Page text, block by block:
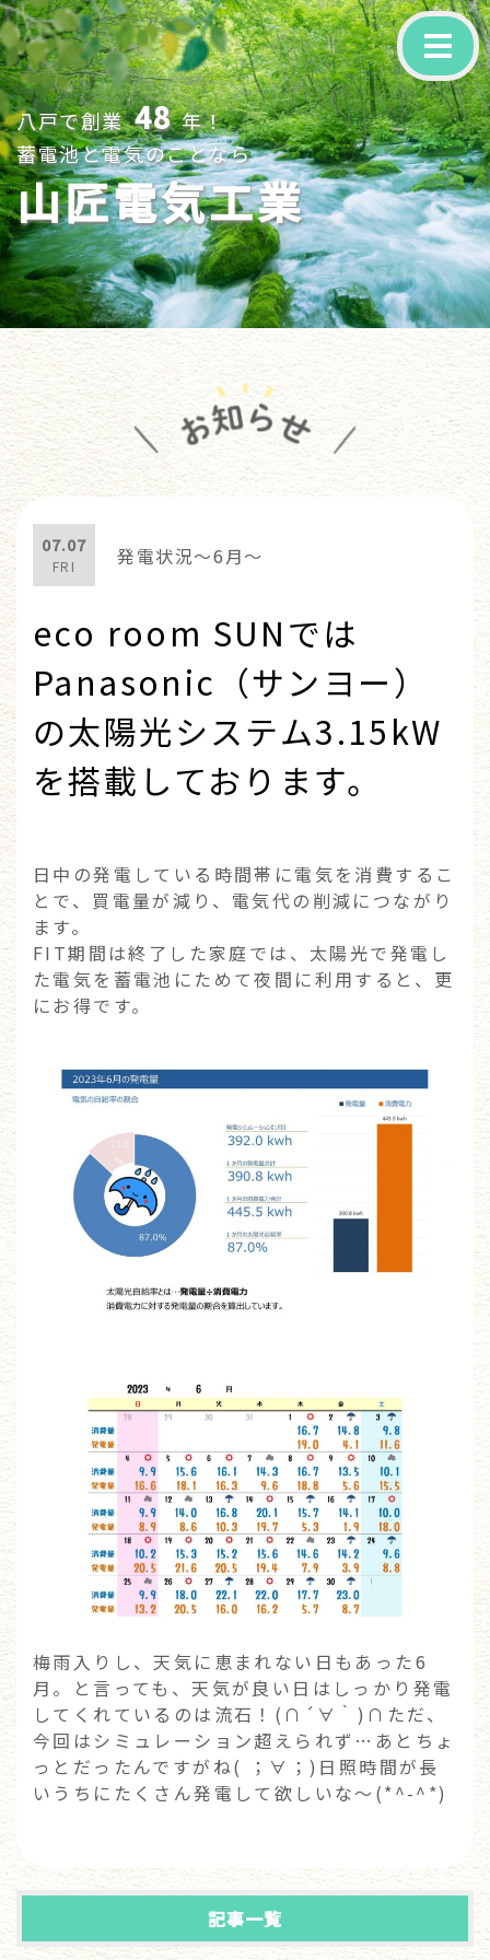
-
八戸で創業 48 年！
蓄電池と電気のことなら
山匠電気工業
07.07
FRI 発電状況～6月～
eco room SUNでは
Panasonic（サンヨー）
の太陽光システム3.15kW
を搭載しております。
日中の発電している時間帯に電気を消費するこ
とで、買電量が減り、電気代の削減につながり
ます。
FIT期間は終了した家庭では、太陽光で発電し
た電気を蓄電池にためて夜間に利用すると、更
にお得です。
梅雨入りし、天気に恵まれない日もあった6
月。と言っても、天気が良い日はしっかり発電
してくれているのは流石！(∩´∀｀)∩ただ、
今回はシミュレーション超えられず…あとちょ
っとだったんですがね( ；∀；)日照時間が長
いうちにたくさん発電して欲しいな～(*^-^*)
記事一覧